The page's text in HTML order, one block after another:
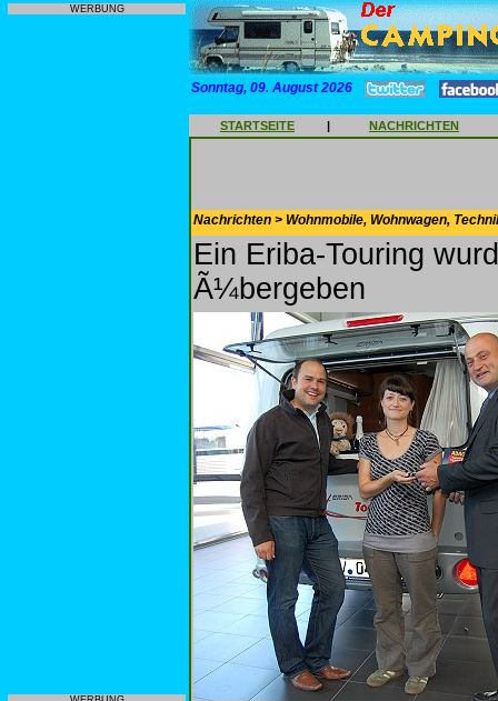
WERBUNG
Sonntag, 09. August 2026
STARTSEITE | NACHRICHTEN
Nachrichten > Wohnmobile, Wohnwagen,
Ein Eriba-Touring
Ã¼bergeben